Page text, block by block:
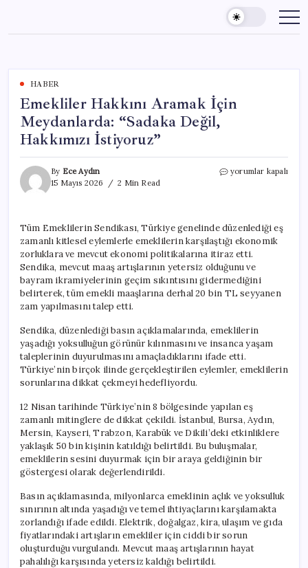
content
HABER
Emekliler Hakkını Aramak İçin
Meydanlarda: “Sadaka Değil,
Hakkımızı İstiyoruz”
By Ece Aydın
15 Mayıs 2026
2 Min Read
Emekliler
“Sadaka
Değil,
Hakkımızı
İstiyoruz”
için
yorumlar kapalı
Tüm Emeklilerin Sendikası, Türkiye genelinde düzenlediği eş
zamanlı kitlesel eylemlerle emeklilerin karşılaştığı ekonomik
zorluklara ve mevcut ekonomi politikalarına itiraz etti.
Sendika, mevcut maaş artışlarının yetersiz olduğunu ve
bayram ikramiyelerinin geçim sıkıntısını gidermediğini
belirterek, tüm emekli maaşlarına derhal 20 bin TL seyyanen
zam yapılmasını talep etti.
Sendika, düzenlediği basın açıklamalarında, emeklilerin
yaşadığı yoksulluğun görünür kılınmasını ve insanca yaşam
taleplerinin duyurulmasını amaçladıklarını ifade etti.
Türkiye’nin birçok ilinde gerçekleştirilen eylemler, emeklilerin
sorunlarına dikkat çekmeyi hedefliyordu.
12 Nisan tarihinde Türkiye’nin 8 bölgesinde yapılan eş
zamanlı mitinglere de dikkat çekildi. İstanbul, Bursa, Aydın,
Mersin, Kayseri, Trabzon, Karabük ve Dikili’deki etkinliklere
yaklaşık 50 bin kişinin katıldığı belirtildi. Bu buluşmalar,
emeklilerin sesini duyurmak için bir araya geldiğinin bir
göstergesi olarak değerlendirildi.
Basın açıklamasında, milyonlarca emeklinin açlık ve yoksulluk
sınırının altında yaşadığı ve temel ihtiyaçlarını karşılamakta
zorlandığı ifade edildi. Elektrik, doğalgaz, kira, ulaşım ve gıda
fiyatlarındaki artışların emekliler için ciddi bir sorun
oluşturduğu vurgulandı. Mevcut maaş artışlarının hayat
pahalılığı karşısında yetersiz kaldığı belirtildi.